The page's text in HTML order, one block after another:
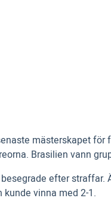
mästerskapet
Brasilien vann
efter
vinna med 2-1.